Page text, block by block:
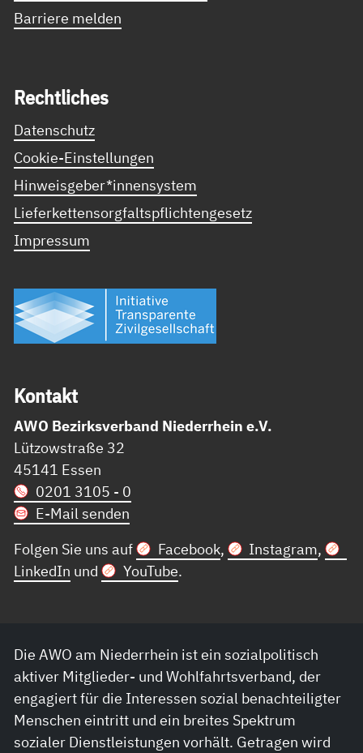
Barriere melden
Recht­li­ches
Datenschutz
Cookie-Einstellungen
Hinweisgeber*innensystem
Lieferkettensorgfaltspflichtengesetz
Impressum
Kon­takt
AWO Bezirksverband Niederrhein e.V.
Lützowstraße 32
45141 Essen
0201 3105 - 0
E-Mail senden
Folgen Sie uns auf
Facebook, Instagram,
LinkedIn und YouTube.
Die AWO am Niederrhein ist ein sozialpolitisch
aktiver Mitglieder- und Wohlfahrtsverband, der
engagiert für die Interessen sozial benachteiligter
Menschen eintritt und ein breites Spektrum
sozialer Dienstleistungen vorhält. Getragen wird